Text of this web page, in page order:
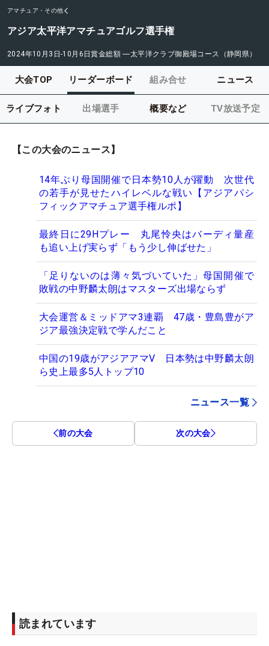
アマチュア・その他
アジア太平洋アマチュアゴルフ選手権
2024年10月3日-10月6日賞金総額 ―太平洋クラブ御殿場コース（静岡県）
大会TOP リーダーボード 組み合せ ニュース
ライブフォト 出場選手 概要など TV放送予定
【この大会のニュース】
14年ぶり母国開催で日本勢10人が躍動 次世代
の若手が見せたハイレベルな戦い【アジアパシ
フィックアマチュア選手権ルポ】
最終日に29Hプレー 丸尾怜央はバーディ量産
も追い上げ実らず「もう少し伸ばせた」
「足りないのは薄々気づいていた」母国開催で
敗戦の中野麟太朗はマスターズ出場ならず
大会運営＆ミッドアマ3連覇 47歳・豊島豊がア
ジア最強決定戦で学んだこと
中国の19歳がアジアアマV 日本勢は中野麟太朗
ら史上最多5人トップ10
ニュース一覧
前の大会 次の大会
読まれています